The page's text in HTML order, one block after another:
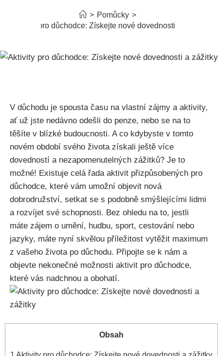
> Pomůcky >
Aktivity pro důchodce: Získejte nové dovednosti a zážitky
V důchodu je spousta času⁣ na ‌vlastní zájmy a aktivity,
‌ať už jste nedávno odešli do penze, nebo se na to
těšíte v blízké budoucnosti. ​A co‍ kdybyste v tomto
novém‌ období svého života získali ještě více
⁤dovedností a nezapomenutelných zážitků? Je to
‌možné! Existuje‍ celá řada aktivit přizpůsobených pro
‌důchodce, které vám umožní objevit nová
dobrodružství, ‍setkat ⁢se s‍ podobně⁤ smýšlejícími lidmi
a rozvíjet své schopnosti. Bez ohledu na to, jestli
⁣máte zájem o ​umění, hudbu, sport, cestování⁢ nebo
jazyky, máte⁤ nyní⁤ skvělou⁢ příležitost vytěžit maximum‌
z vašeho života po‌ důchodu. Připojte se k nám‌ a
objevte nekonečné možnosti aktivit pro⁤ důchodce,
které vás nadchnou a obohatí.
Obsah